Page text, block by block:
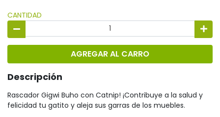
CANTIDAD
AGREGAR AL CARRO
Descripción
Rascador Gigwi Buho con Catnip! ¡Contribuye a la salud y
felicidad tu gatito y aleja sus garras de los muebles.